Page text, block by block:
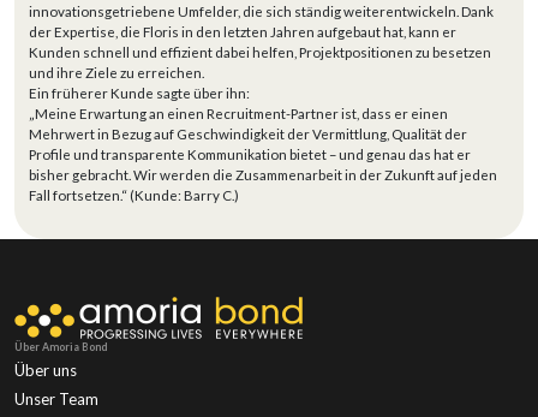
innovationsgetriebene Umfelder, die sich ständig weiterentwickeln. Dank
der Expertise, die Floris in den letzten Jahren aufgebaut hat, kann er
Kunden schnell und effizient dabei helfen, Projektpositionen zu besetzen
und ihre Ziele zu erreichen.
Ein früherer Kunde sagte über ihn:
„Meine Erwartung an einen Recruitment-Partner ist, dass er einen
Mehrwert in Bezug auf Geschwindigkeit der Vermittlung, Qualität der
Profile und transparente Kommunikation bietet – und genau das hat er
bisher gebracht. Wir werden die Zusammenarbeit in der Zukunft auf jeden
Fall fortsetzen.“ (Kunde: Barry C.)
Über Amoria Bond
Über uns
Unser Team